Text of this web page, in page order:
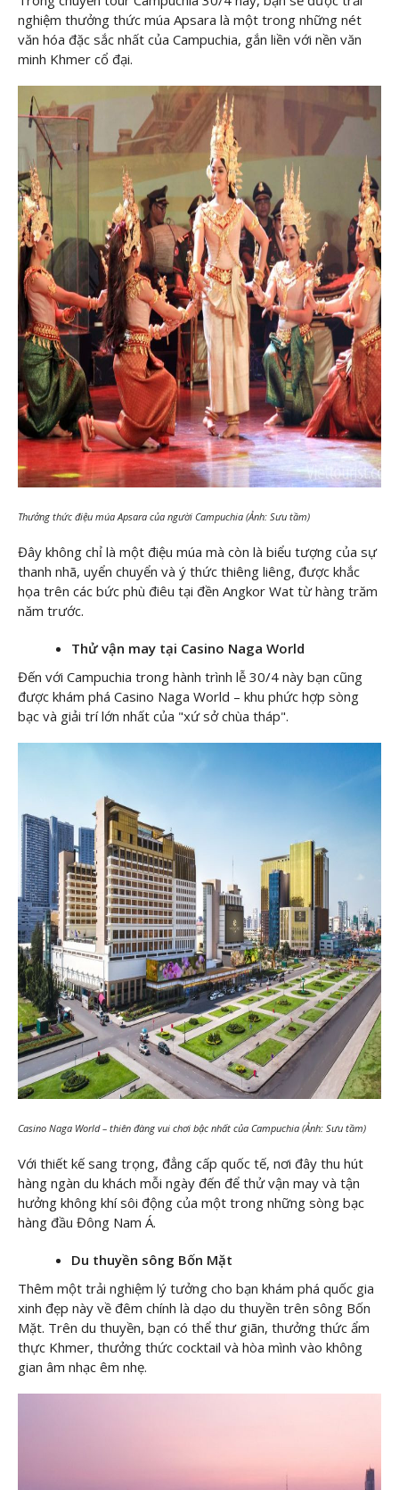
nghiệm thưởng thức múa Apsara là một trong những nét
văn hóa đặc sắc nhất của Campuchia, gắn liền với nền văn
minh Khmer cổ đại.
Thưởng thức điệu múa Apsara của người Campuchia (Ảnh: Sưu tầm)
Đây không chỉ là một điệu múa mà còn là biểu tượng của sự
thanh nhã, uyển chuyển và ý thức thiêng liêng, được khắc
họa trên các bức phù điêu tại đền Angkor Wat từ hàng trăm
năm trước.
Thử vận may tại Casino Naga World
Đến với Campuchia trong hành trình lễ 30/4 này bạn cũng
được khám phá Casino Naga World – khu phức hợp sòng
bạc và giải trí lớn nhất của "xứ sở chùa tháp".
Casino Naga World – thiên đàng vui chơi bậc nhất của Campuchia (Ảnh: Sưu tầm)
Với thiết kế sang trọng, đẳng cấp quốc tế, nơi đây thu hút
hàng ngàn du khách mỗi ngày đến để thử vận may và tận
hưởng không khí sôi động của một trong những sòng bạc
hàng đầu Đông Nam Á.
Du thuyền sông Bốn Mặt
Thêm một trải nghiệm lý tưởng cho bạn khám phá quốc gia
xinh đẹp này về đêm chính là dạo du thuyền trên sông Bốn
Mặt. Trên du thuyền, bạn có thể thư giãn, thưởng thức ẩm
thực Khmer, thưởng thức cocktail và hòa mình vào không
gian âm nhạc êm nhẹ.